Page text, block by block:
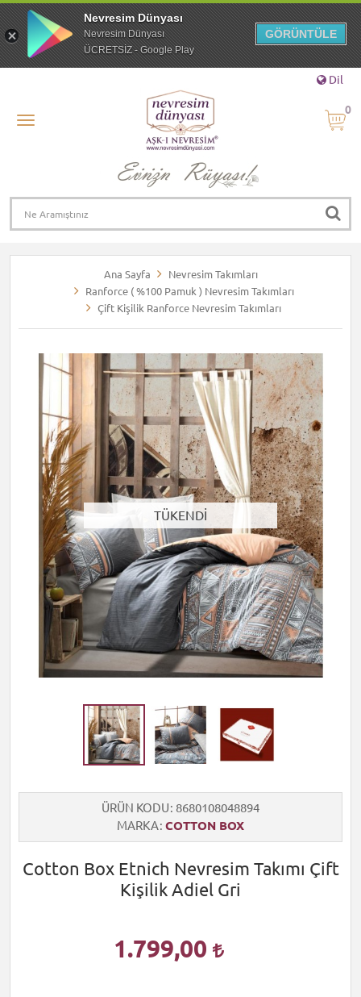
Dil
0
Ana Sayfa
Nevresim Takımları
Ranforce ( %100 Pamuk ) Nevresim Takımları
Çift Kişilik Ranforce Nevresim Takımları
TÜKENDİ
ÜRÜN KODU 8680108048894
MARKA COTTON BOX
Cotton Box Etnich Nevresim Takımı Çift
Kişilik Adiel Gri
1.799,00
Nevresim Dünyası
Nevresim Dünyası
ÜCRETSİZ - Google Play
GÖRÜNTÜLE